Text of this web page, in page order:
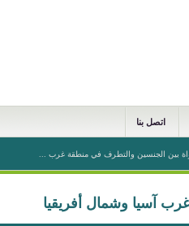
اتصل بنا
بين الجنسين والتطرف في منطقة غرب ...
آسيا وشمال أفريقيا